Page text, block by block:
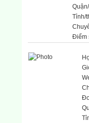
Tỉnh/
Điểm